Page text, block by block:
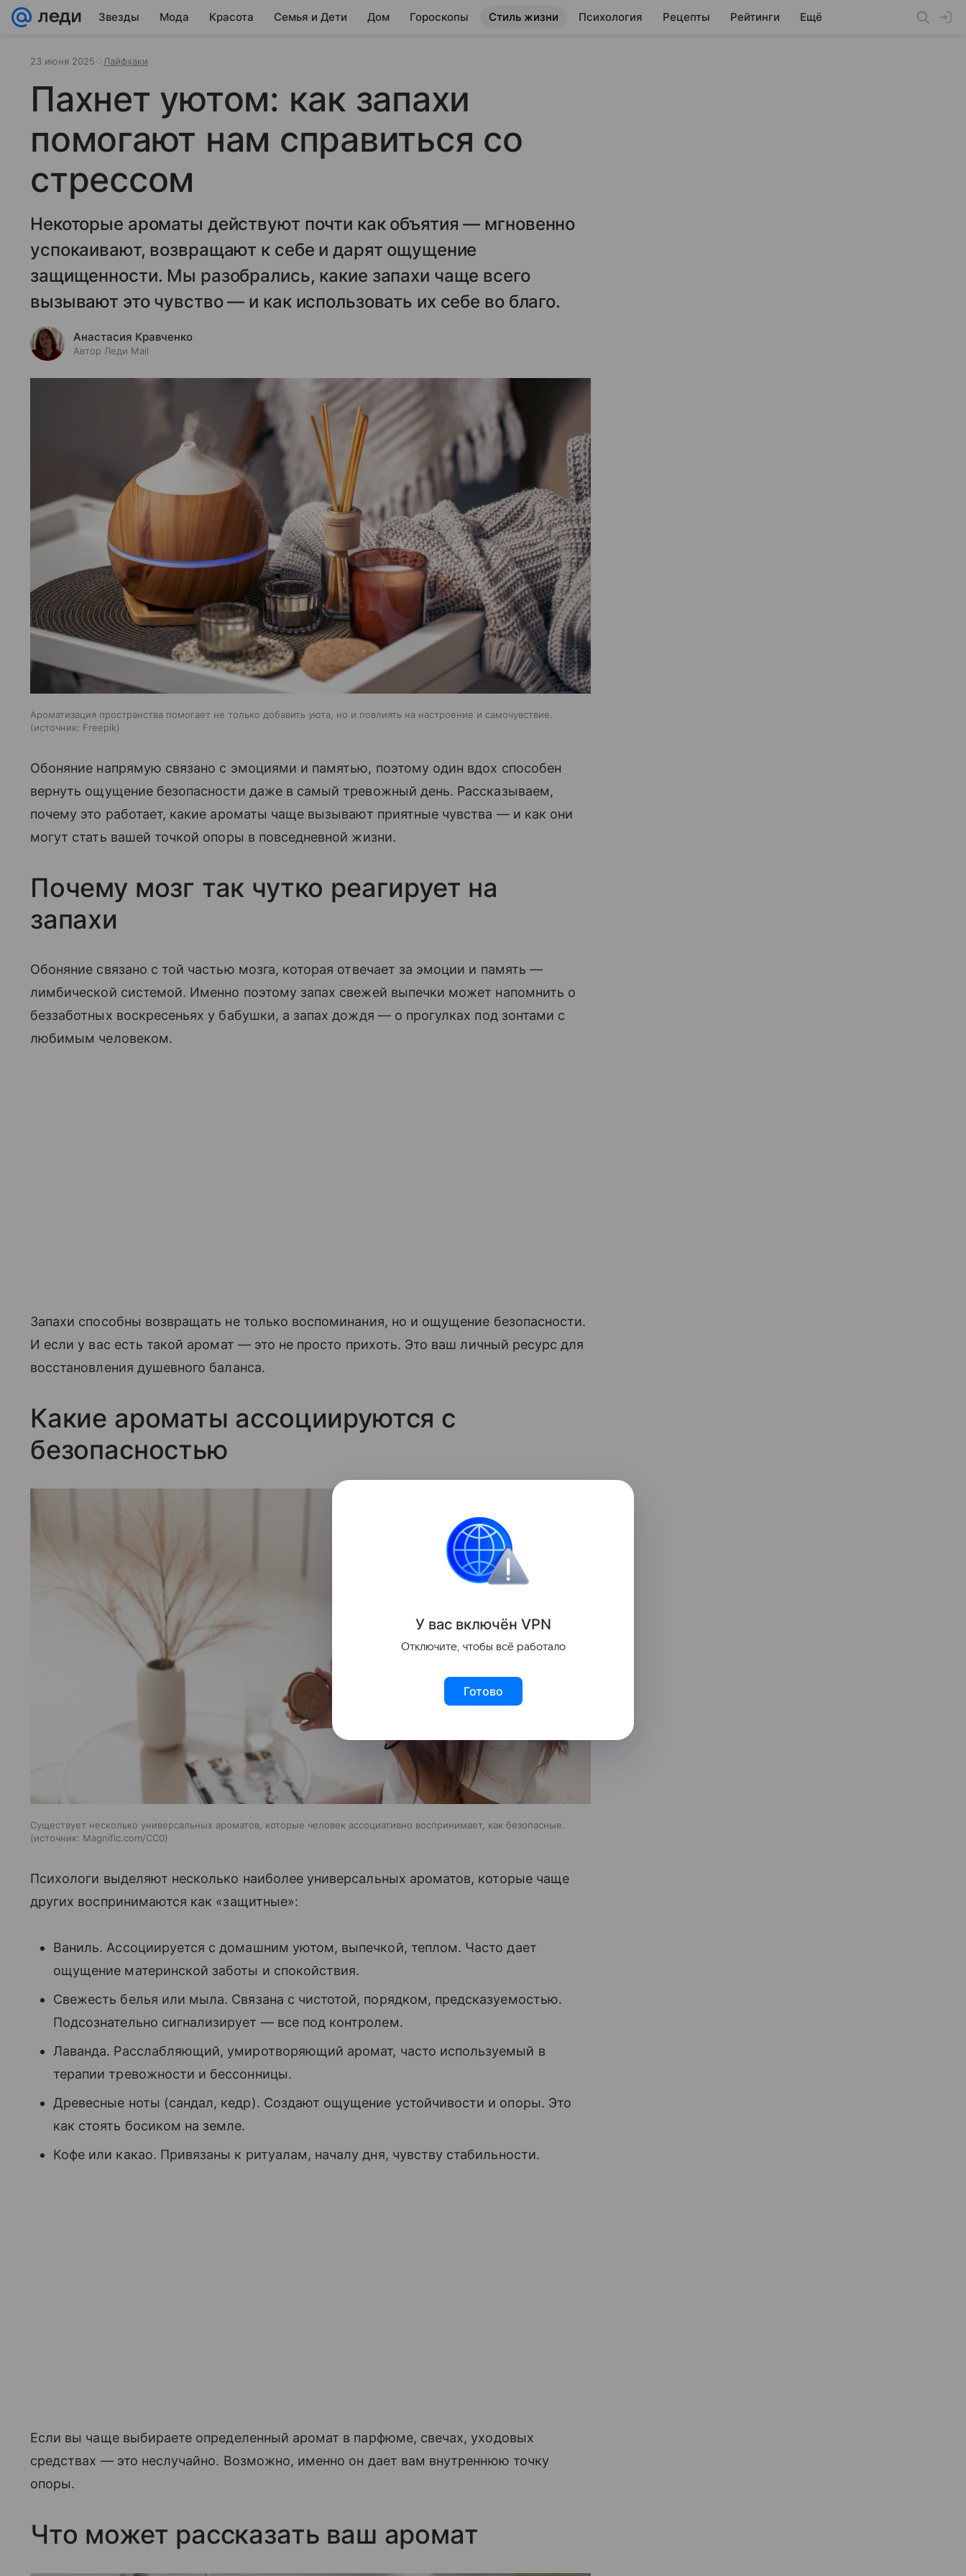
Звезды Мода Красота Семья и Дети Дом Гороскопы Стиль жизни Психология Рецепты Рейтинги Ещё
23 июня 2025 Лайфхаки
Пахнет уютом: как запахи
помогают нам справиться со
стрессом
Некоторые ароматы действуют почти как объятия — мгновенно
успокаивают, возвращают к себе и дарят ощущение
защищенности. Мы разобрались, какие запахи чаще всего
вызывают это чувство — и как использовать их себе во благо.
Анастасия Кравченко
Автор Леди Mail
Ароматизация пространства помогает не только добавить уюта, но и повлиять на настроение и самочувствие.
источник: Freepik
Обоняние напрямую связано с эмоциями и памятью, поэтому один вдох способен
вернуть ощущение безопасности даже в самый тревожный день. Рассказываем,
почему это работает, какие ароматы чаще вызывают приятные чувства — и как они
могут стать вашей точкой опоры в повседневной жизни.
Почему мозг так чутко реагирует на
запахи
Обоняние связано с той частью мозга, которая отвечает за эмоции и память —
лимбической системой. Именно поэтому запах свежей выпечки может напомнить о
беззаботных воскресеньях у бабушки, а запах дождя — о прогулках под зонтами с
любимым человеком.
Запахи способны возвращать не только воспоминания, но и ощущение безопасности.
И если у вас есть такой аромат — это не просто прихоть. Это ваш личный ресурс для
восстановления душевного баланса.
Какие ароматы ассоциируются с
безопасностью
Существует несколько универсальных ароматов, которые человек ассоциативно воспринимает, как безопасные.
источник: Magnific.com/CC0
Психологи выделяют несколько наиболее универсальных ароматов, которые чаще
других воспринимаются как «защитные»:
Ваниль. Ассоциируется с домашним уютом, выпечкой, теплом. Часто дает
ощущение материнской заботы и спокойствия.
Свежесть белья или мыла. Связана с чистотой, порядком, предсказуемостью.
Подсознательно сигнализирует — все под контролем.
Лаванда. Расслабляющий, умиротворяющий аромат, часто используемый в
терапии тревожности и бессонницы.
Древесные ноты (сандал, кедр). Создают ощущение устойчивости и опоры. Это
как стоять босиком на земле.
Кофе или какао. Привязаны к ритуалам, началу дня, чувству стабильности.
Если вы чаще выбираете определенный аромат в парфюме, свечах, уходовых
средствах — это неслучайно. Возможно, именно он дает вам внутреннюю точку
опоры.
Что может рассказать ваш аромат
У вас включён VPN
Отключите, чтобы всё работало
Готово